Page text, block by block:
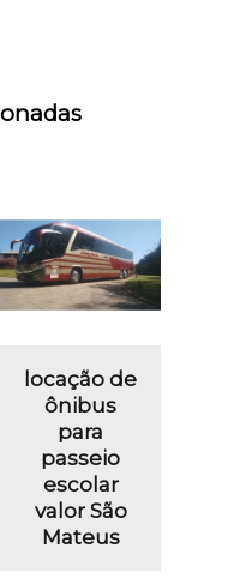
locação de
ônibus
para
passeio
escolar
valor São
Mateus